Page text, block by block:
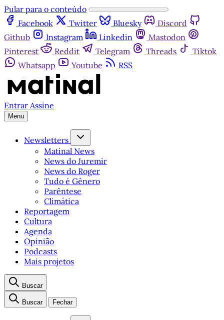
Pular para o conteúdo
Facebook
Twitter Bluesky
Discord
Github
Instagram Linkedin
Mastodon
Pinterest
Reddit Telegram Threads
Tiktok
Whatsapp
Youtube RSS
Entrar Assine
Menu
Newsletters
Matinal News
News do Juremir
News do Roger
Tudo é Gênero
Parêntese
Climática
Reportagem
Cultura
Agenda
Opinião
Podcasts
Mais projetos
Buscar
Buscar Fechar